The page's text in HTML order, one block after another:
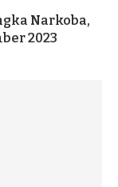
Narkoba,
2023